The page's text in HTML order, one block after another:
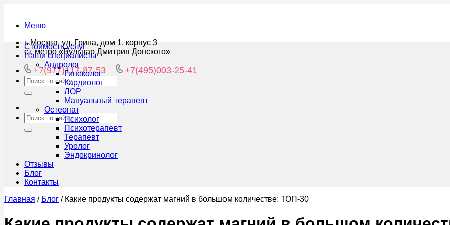
Меню
г. Москва, ул. Грина, дом 1, корпус 3
ст. метро «Бульвар Дмитрия Донского»
+7(977)117-87-53 +7(495)003-25-41
Стоимость услуг
Наши специалисты
Андролог
Гинеколог
Кардиолог
ЛОР
Мануальный терапевт
Остеопат
Психолог
Психотерапевт
Терапевт
Уролог
Эндокринолог
Отзывы
Блог
Контакты
Главная / Блог / Какие продукты содержат магний в большом количестве: ТОП-30